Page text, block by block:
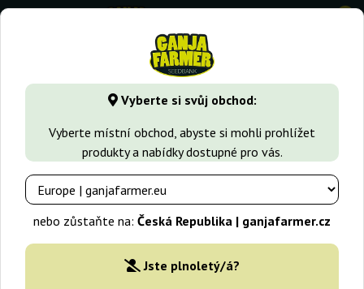
Vyberte si svůj obchod:
Vyberte místní obchod, abyste si mohli prohlížet
produkty a nabídky dostupné pro vás.
nebo zůstaňte na: Česká Republika | ganjafarmer.cz
Jste plnoletý/á?
0
GanjaFarmer.cz Typy Semen Marihuany Indica semena